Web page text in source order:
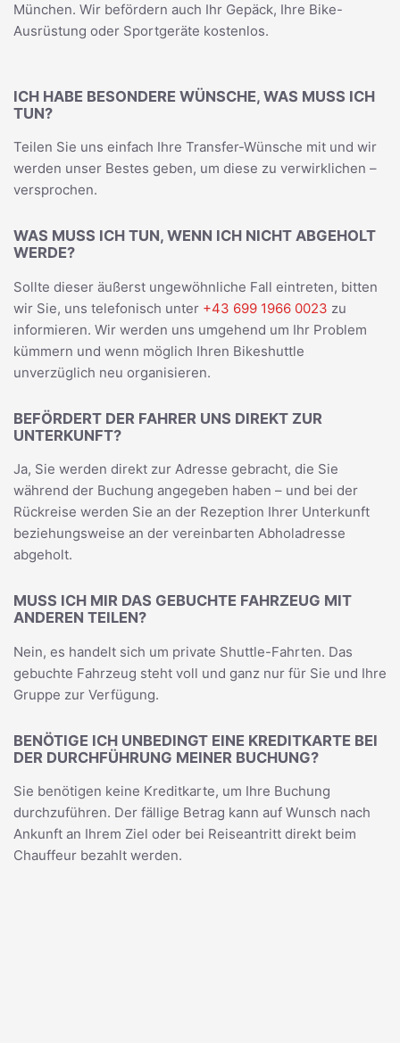
München. Wir befördern auch Ihr Gepäck, Ihre Bike-
Ausrüstung oder Sportgeräte kostenlos.
ICH HABE BESONDERE WÜNSCHE, WAS MUSS ICH
TUN?
Teilen Sie uns einfach Ihre Transfer-Wünsche mit und wir
werden unser Bestes geben, um diese zu verwirklichen –
versprochen.
WAS MUSS ICH TUN, WENN ICH NICHT ABGEHOLT
WERDE?
Sollte dieser äußerst ungewöhnliche Fall eintreten, bitten
wir Sie, uns telefonisch unter +43 699 1966 0023 zu
informieren. Wir werden uns umgehend um Ihr Problem
kümmern und wenn möglich Ihren Bikeshuttle
unverzüglich neu organisieren.
BEFÖRDERT DER FAHRER UNS DIREKT ZUR
UNTERKUNFT?
Ja, Sie werden direkt zur Adresse gebracht, die Sie
während der Buchung angegeben haben – und bei der
Rückreise werden Sie an der Rezeption Ihrer Unterkunft
beziehungsweise an der vereinbarten Abholadresse
abgeholt.
MUSS ICH MIR DAS GEBUCHTE FAHRZEUG MIT
ANDEREN TEILEN?
Nein, es handelt sich um private Shuttle-Fahrten. Das
gebuchte Fahrzeug steht voll und ganz nur für Sie und Ihre
Gruppe zur Verfügung.
BENÖTIGE ICH UNBEDINGT EINE KREDITKARTE BEI
DER DURCHFÜHRUNG MEINER BUCHUNG?
Sie benötigen keine Kreditkarte, um Ihre Buchung
durchzuführen. Der fällige Betrag kann auf Wunsch nach
Ankunft an Ihrem Ziel oder bei Reiseantritt direkt beim
Chauffeur bezahlt werden.